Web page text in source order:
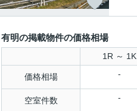
有明の掲載物件の価格相場
1R ～ 1K
価格相場 -
空室件数 -